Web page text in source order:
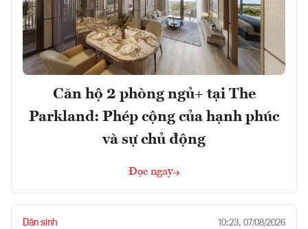
Căn hộ 2 phòng ngủ+ tại The
Parkland: Phép cộng của hạnh phúc
và sự chủ động
Đọc ngay
Dân sinh 10:23, 07/08/2026